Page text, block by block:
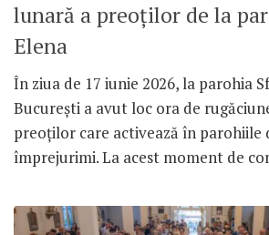
lunară a preoților de la
Elena
În ziua de 17 iunie 2026, la parohia
București a avut loc ora de
preoților care activează în parohiile
împrejurimi. La acest moment de